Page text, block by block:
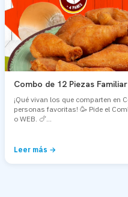
Combo de 12 Piezas
¡Qué vivan los que comparten en
personas favoritas! 🥳 Pide el
o WEB. 🍗...
Leer más →